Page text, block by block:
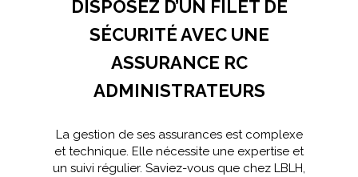
DISPOSEZ D’UN FILET DE
SÉCURITÉ AVEC UNE
ASSURANCE RC
ADMINISTRATEURS
La gestion de ses assurances est complexe
et technique. Elle nécessite une expertise et
un suivi régulier. Saviez-vous que chez LBLH,